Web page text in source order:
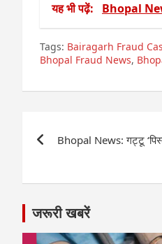
यह भी पढ़ें: Bhopal
Tags: Bairagarh Fraud
Bhopal Fraud News,
navigation
Bhopal News: गट्टू
जरूरी खबरें